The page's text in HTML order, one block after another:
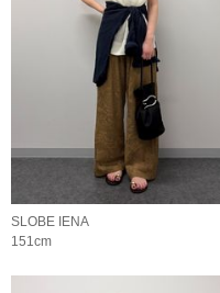
SLOBE IENA
151cm